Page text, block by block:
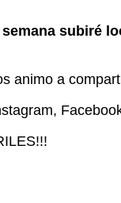
semana subiré
animo a